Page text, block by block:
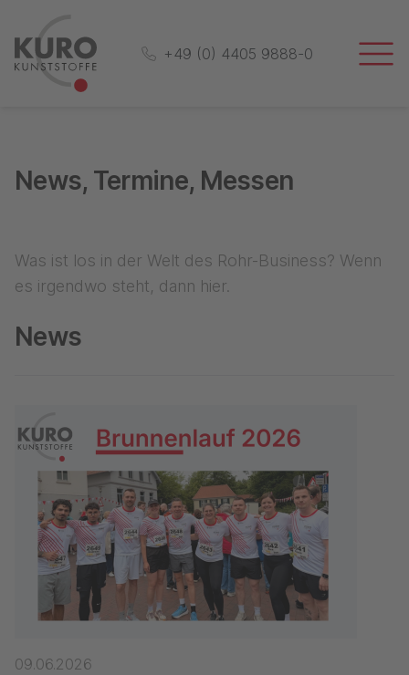
+49 (0) 4405 9888-0
News, Termine, Messen
Was ist los in der Welt des Rohr-Business? Wenn
es irgendwo steht, dann hier.
News
09.06.2026